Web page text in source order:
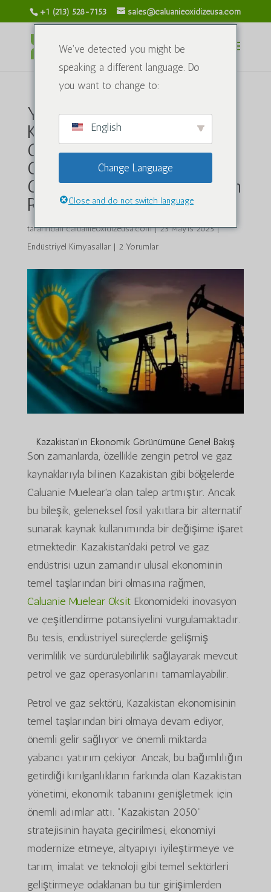
+1 (213) 528-7153 sales@caluanieoxidizeusa.com
Yükselen Anka Kuşu:
Kazakistan Ekonomisi ve
Caluanie Muelear
Oksitlenmesinin Petrol ve
Gaz Üretimiyle Karşılaştırılan
Rolü
tarafındancaluanieoxidizeusa.com|23 Mayıs 2025|
Endüstriyel Kimyasallar| 2 Yorumlar
Kazakistan'ın Ekonomik Görünümüne Genel Bakış
Son zamanlarda, özellikle zengin petrol ve gaz
kaynaklarıyla bilinen Kazakistan gibi bölgelerde
Caluanie Muelear'a olan talep artmıştır. Ancak
bu bileşik, geleneksel fosil yakıtlara bir alternatif
sunarak kaynak kullanımında bir değişime işaret
etmektedir. Kazakistan'daki petrol ve gaz
endüstrisi uzun zamandır ulusal ekonominin
temel taşlarından biri olmasına rağmen,
Caluanie Muelear OksitEkonomideki inovasyon
ve çeşitlendirme potansiyelini vurgulamaktadır.
Bu tesis, endüstriyel süreçlerde gelişmiş
verimlilik ve sürdürülebilirlik sağlayarak mevcut
petrol ve gaz operasyonlarını tamamlayabilir.
Petrol ve gaz sektörü, Kazakistan ekonomisinin
temel taşlarından biri olmaya devam ediyor,
önemli gelir sağlıyor ve önemli miktarda
yabancı yatırım çekiyor. Ancak, bu bağımlılığın
getirdiği kırılganlıkların farkında olan Kazakistan
yönetimi, ekonomik tabanını genişletmek için
önemli adımlar attı. "Kazakistan 2050"
stratejisinin hayata geçirilmesi, ekonomiyi
modernize etmeye, altyapıyı iyileştirmeye ve
tarım, imalat ve teknoloji gibi temel sektörleri
geliştirmeye odaklanan bu tür girişimlerden
We've detected you might be
speaking a different language. Do
you want to change to:
English
Change Language
Close and do not switch language